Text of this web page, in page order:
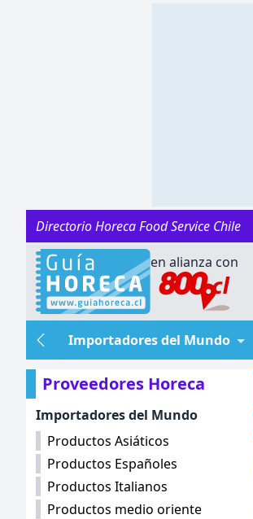
Directorio Horeca Food Service Chile
en alianza con
Importadores del Mundo
Proveedores Horeca
Importadores del Mundo
Productos Asiáticos
Productos Españoles
Productos Italianos
Productos medio oriente